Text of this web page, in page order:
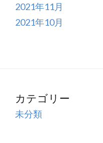
2021年11月
2021年10月
カテゴリー
未分類